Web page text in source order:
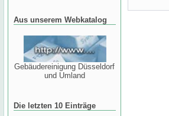
Aus unserem Webkatalog
Gebäudereinigung Düsseldorf
und Umland
Die letzten 10 Einträge